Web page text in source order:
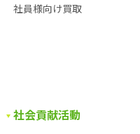
社員様向け買取
社会貢献活動